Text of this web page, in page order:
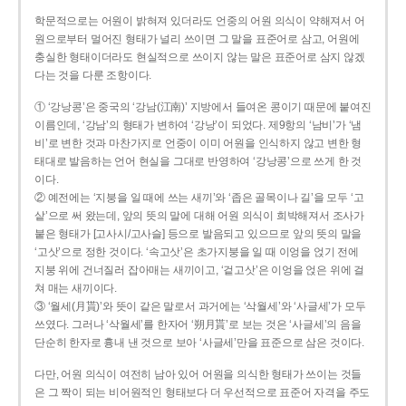
학문적으로는 어원이 밝혀져 있더라도 언중의 어원 의식이 약해져서 어
원으로부터 멀어진 형태가 널리 쓰이면 그 말을 표준어로 삼고, 어원에
충실한 형태이더라도 현실적으로 쓰이지 않는 말은 표준어로 삼지 않겠
다는 것을 다룬 조항이다.
① ‘강낭콩’은 중국의 ‘강남(江南)’ 지방에서 들여온 콩이기 때문에 붙여진
이름인데, ‘강남’의 형태가 변하여 ‘강낭’이 되었다. 제9항의 ‘남비’가 ‘냄
비’로 변한 것과 마찬가지로 언중이 이미 어원을 인식하지 않고 변한 형
태대로 발음하는 언어 현실을 그대로 반영하여 ‘강낭콩’으로 쓰게 한 것
이다.
② 예전에는 ‘지붕을 일 때에 쓰는 새끼’와 ‘좁은 골목이나 길’을 모두 ‘고
샅’으로 써 왔는데, 앞의 뜻의 말에 대해 어원 의식이 희박해져서 조사가
붙은 형태가 [고사시/고사슬] 등으로 발음되고 있으므로 앞의 뜻의 말을
‘고삿’으로 정한 것이다. ‘속고삿’은 초가지붕을 일 때 이엉을 얹기 전에
지붕 위에 건너질러 잡아매는 새끼이고, ‘겉고삿’은 이엉을 얹은 위에 걸
쳐 매는 새끼이다.
③ ‘월세(月貰)’와 뜻이 같은 말로서 과거에는 ‘삭월세’와 ‘사글세’가 모두
쓰였다. 그러나 ‘삭월세’를 한자어 ‘朔月貰’로 보는 것은 ‘사글세’의 음을
단순히 한자로 흉내 낸 것으로 보아 ‘사글세’만을 표준으로 삼은 것이다.
다만, 어원 의식이 여전히 남아 있어 어원을 의식한 형태가 쓰이는 것들
은 그 짝이 되는 비어원적인 형태보다 더 우선적으로 표준어 자격을 주도